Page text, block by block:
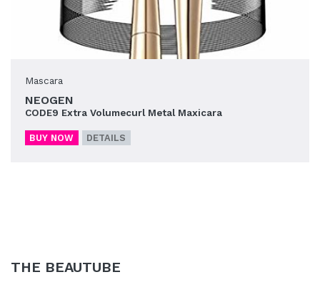
Mascara
NEOGEN
CODE9 Extra Volumecurl Metal Maxicara
BUY NOW DETAILS
THE BEAUTUBE